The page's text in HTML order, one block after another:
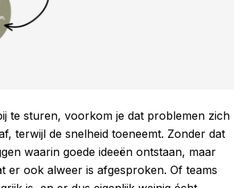
te sturen, voorkom je dat problemen zich
terwijl de snelheid toeneemt. Zonder dat
waarin goede ideeën ontstaan, maar
er ook alweer is afgesproken. Of teams